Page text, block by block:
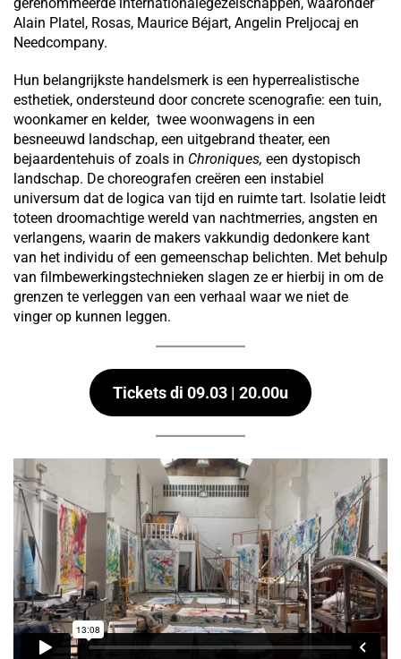
Alain Platel, Rosas, Maurice Béjart, Angelin Preljocaj en
Needcompany.
Hun belangrijkste handelsmerk is een hyperrealistische
esthetiek, ondersteund door concrete scenografie: een tuin,
woonkamer en kelder, twee woonwagens in een
besneeuwd landschap, een uitgebrand theater, een
bejaardentehuis of zoals in Chroniques, een dystopisch
landschap. De choreografen creëren een instabiel
universum dat de logica van tijd en ruimte tart. Isolatie leidt
toteen droomachtige wereld van nachtmerries, angsten en
verlangens, waarin de makers vakkundig dedonkere kant
van het individu of een gemeenschap belichten. Met behulp
van filmbewerkingstechnieken slagen ze er hierbij in om de
grenzen te verleggen van een verhaal waar we niet de
vinger op kunnen leggen.
Tickets di 09.03 | 20.00u